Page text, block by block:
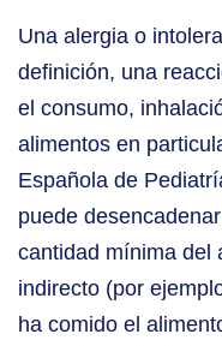
Una alergia o
definición, una
el consumo,
alimentos en
Española de
puede
cantidad mínima del
indirecto (por
ha comido el